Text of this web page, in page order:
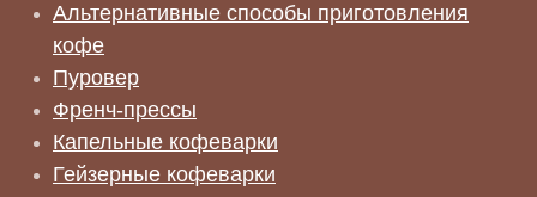
Альтернативные способы приготовления
кофе
Пуровер
Френч-прессы
Капельные кофеварки
Гейзерные кофеварки